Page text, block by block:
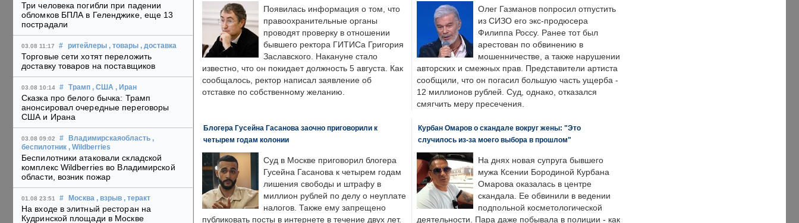
Три человека погибли при падении
обломков БПЛА в Геленджике, еще 13
пострадали
03.08 11:17 # ритейлеры , товары , доставка
Торговые сети хотят переложить
доставку товаров на поставщиков
03.08 10:14 # Трамп , США , Иран
Сказка про белого бычка: Трамп
анонсировал очередные переговоры
США и Ирана
03.08 09:02 # Владимирскаяобласть ,
беспилотник , Wildberries
Беспилотники атаковали складской
комплекс Wildberries во Владимирской
области, возник пожар
01.08 23:51 # Москва , взрыв , теракт
На входе в элитный ресторан на
Кудринской площади в Москве
Появилась информация о том, что
правоохранительные органы
проводят проверку в отношении
бывшего ректора ГИТИСа Григория
Заславского. Накануне стало
известно, что он покидает должность 5 августа. Как
сообщалось, ректор написал заявление об
отставке по собственному желанию.
Олег Газманов попросил отпустить
из СИЗО его экс-продюсера
Филиппа Россу. Ранее тот был
арестован по обвинению в
мошенничестве, а также нарушении
авторских и смежных прав. Представители артиста
сообщили, что он погасил большую часть ущерба -
12 миллионов рублей. Суд, однако, отказался
смягчить меру пресечения.
Блогера Гусейна Гасанова заочно приговорили к
четырем годам колонии
Суд в Москве приговорил блогера
Гусейна Гасанова к четырем годам
лишения свободы и штрафу в
миллион рублей по делу о неуплате
налогов. Также ему запрещено
публиковать посты в интернете в течение двух лет.
Курбан Омаров о скандале вокруг жены: "Это
случилось из-за моего выбора в прошлом"
На днях новая супруга бывшего
мужа Ксении Бородиной Курбана
Омарова оказалась в центре
скандала. Ее обвинили в ведении
подпольной косметологической
деятельности. Пара даже побывала в полиции - как